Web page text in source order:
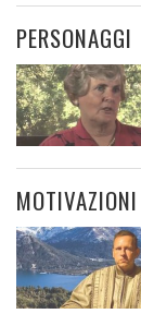
PERSONAGGI
MOTIVAZIONI